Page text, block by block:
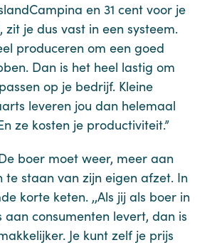
en 31 cent voor je
je dus vast in een systeem.
produceren om een goed
Dan is het heel lastig om
op je bedrijf. Kleine
leveren jou dan helemaal
ze kosten je productiviteit.”
boer moet weer, meer aan
te staan van zijn eigen afzet. In
korte keten. ,,Als jij als boer in
aan consumenten levert, dan is
Je kunt zelf je prijs